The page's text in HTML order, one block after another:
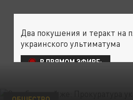
Два покушения и теракт на
украинского ультиматума
В ПРЯМОМ ЭФИРЕ: